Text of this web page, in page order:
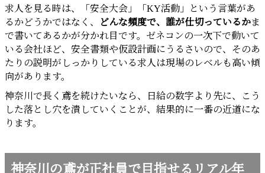
求人を見る時は、「安全大会」「KY活動」という言葉があ
るかどうかではなく、
どんな頻度で、誰が仕切っているかま
で書いてあるかが分かれ目です。ゼネコンの一次下で動いて
いる会社ほど、安全書類や仮設計画にうるさいので、そのあ
たりの説明がしっかりしている求人は現場のレベルも高い傾
向があります。
神奈川で長く鳶を続けたいなら、日給の数字より先に、こう
した落とし穴を潰していくことが、結果的に一番の近道にな
ります。
神奈川の鳶が正社員で目指せるリアル年